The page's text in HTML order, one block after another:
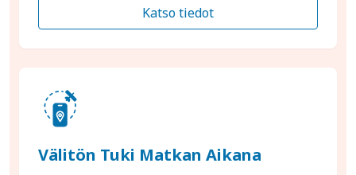
Katso tiedot
Välitön Tuki Matkan Aikana